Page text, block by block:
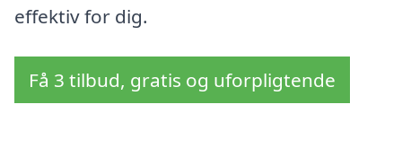
effektiv for dig.
Få 3 tilbud, gratis og uforpligtende